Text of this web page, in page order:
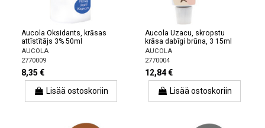
Aucola Oksidants, krāsas
attīstītājs 3% 50ml
AUCOLA
2770009
8,35 €
Lisää ostoskoriin
Aucola Uzacu, skropstu
krāsa dabīgi brūna, 3 15ml
AUCOLA
2770004
12,84 €
Lisää ostoskoriin